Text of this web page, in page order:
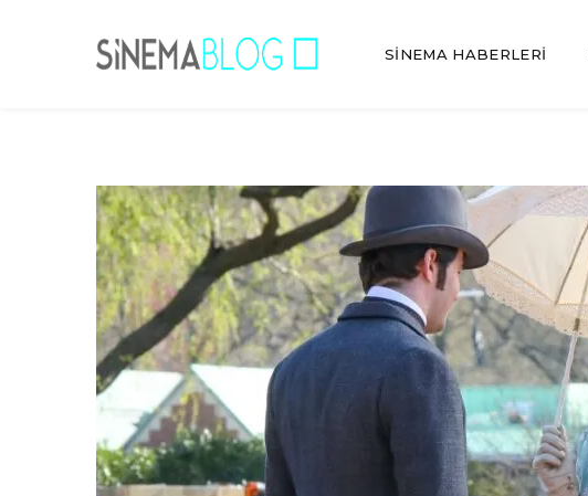
SINEMA HABERLERI